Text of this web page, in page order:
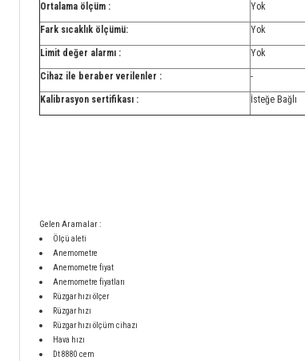
Ortalama ölçüm : Yok
Fark sıcaklık ölçümü: Yok
Limit değer alarmı : Yok
Cihaz ile beraber verilenler : -
Kalibrasyon sertifikası : İsteğe Bağlı
Gelen Aramalar :
Ölçü aleti
Anemometre
Anemometre fiyat
Anemometre fiyatları
Rüzgar hızı ölçer
Rüzgar hızı
Rüzgar hızı ölçüm cihazı
Hava hızı
Dt 8880 cem